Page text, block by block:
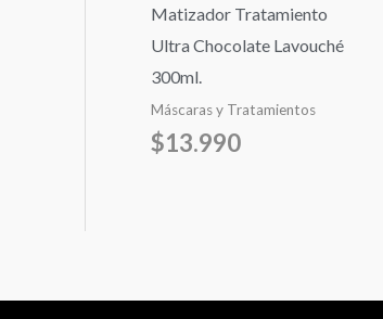
Matizador Tratamiento
Ultra Chocolate Lavouché
300ml.
Máscaras y Tratamientos
$13.990